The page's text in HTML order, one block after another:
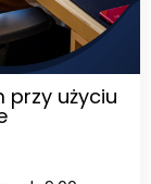
przy użyciu